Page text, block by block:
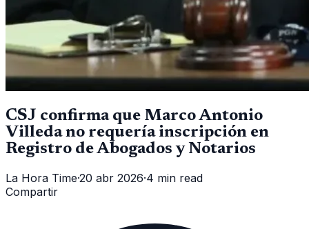
CSJ confirma que Marco Antonio
Villeda no requería inscripción en
Registro de Abogados y Notarios
La Hora Time·20 abr 2026·4 min read
Compartir